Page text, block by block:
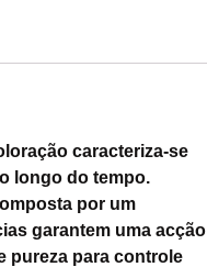
caracteriza-se
longo do tempo.
por um
garantem uma acção
pureza para controle